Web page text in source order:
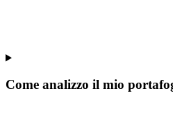
Come analizzo il mio